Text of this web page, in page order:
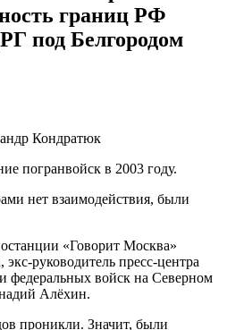
границ РФ
под Белгородом
Кондратюк
погранвойск в 2003 году.
нет взаимодействия, были
«Говорит Москва»
экс-руководитель пресс-центра
федеральных войск на Северном
Алёхин.
проникли. Значит, были